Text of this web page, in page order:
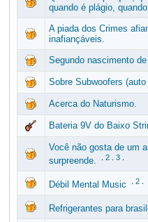
quando é plágio,
A piada dos Crimes
inafiançáveis.
Segundo nascimento
Sobre Subwoofers
Acerca do Naturismo.
Bateria 9V do Baixo
Você não gosta de um
surpreende.
2. 3.
Débil Mental Music 2.
Refrigerantes para